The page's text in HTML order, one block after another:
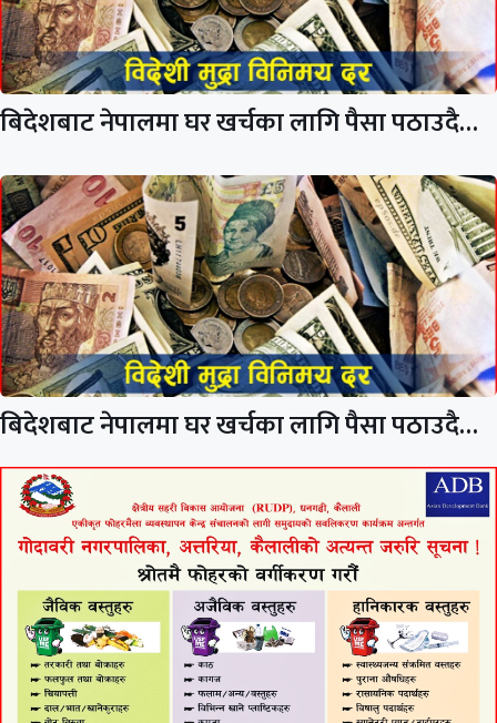
बिदेशबाट नेपालमा घर खर्चका लागि पैसा पठाउदै…
बिदेशबाट नेपालमा घर खर्चका लागि पैसा पठाउदै…